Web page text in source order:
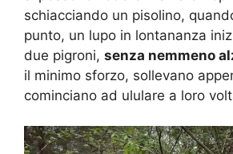
schiacciando un pisolino,
punto, un lupo in lontananza
due pigroni, senza nemmeno
il minimo sforzo, sollevano
cominciano ad ululare a loro